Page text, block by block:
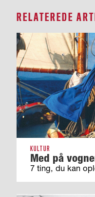
RELATEREDE
KULTUR
Med på
7 ting, du kan